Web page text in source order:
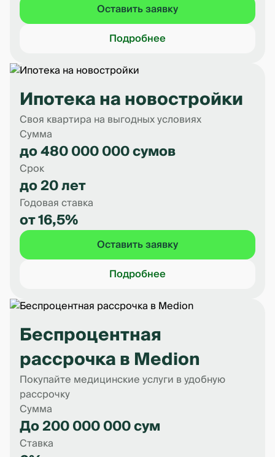
Оставить заявку
Подробнее
Ипотека на новостройки
Своя квартира на выгодных условиях
Сумма
до 480 000 000 сумов
Срок
до 20 лет
Годовая ставка
от 16,5%
Оставить заявку
Подробнее
Беспроцентная
рассрочка в Medion
Покупайте медицинские услуги в удобную
рассрочку
Сумма
До 200 000 000 сум
Ставка